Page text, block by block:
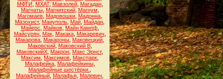
МФТИ
МХАТ, Мавзолей, Магадан,
Магнаты, Магнитский, Магнум
Магомаев Мадовошки Мадонна
Мазохист, Маиуполь Май Майдан
Майерс
Майков, Майн Кампф,
Майсурян, Мак, Макака, Макаревич
Макарова Макароны Маковецкий
Маковский, Маковский В,
МаковскийХ Макрон Макс Эрнст,
Максим
Максимов Макспарк
Малафейка, Малафейкины,
Малафейные шестёрки.
Малафейный Малафья Малевич